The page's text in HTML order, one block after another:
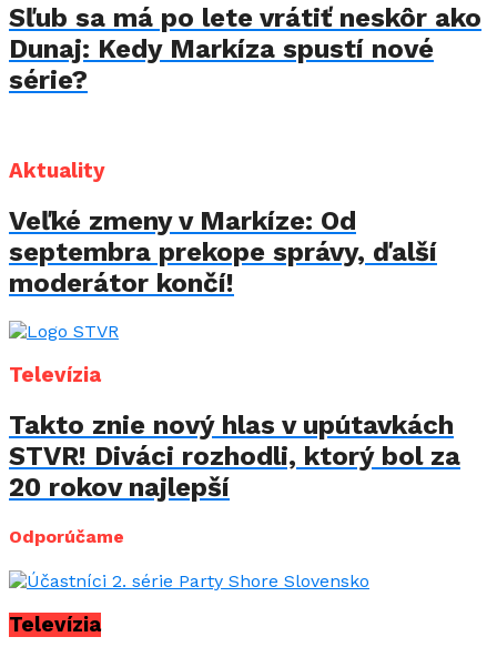
Sľub sa má po lete vrátiť neskôr ako
Dunaj: Kedy Markíza spustí nové
série?
Aktuality
Veľké zmeny v Markíze: Od
septembra prekope správy, ďalší
moderátor končí!
Televízia
Takto znie nový hlas v upútavkách
STVR! Diváci rozhodli, ktorý bol za
20 rokov najlepší
Odporúčame
Televízia